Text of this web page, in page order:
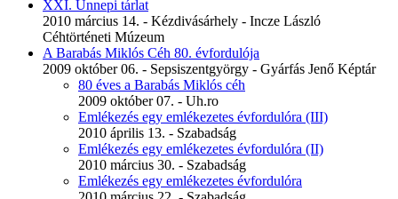
XXI. Ünnepi tárlat
2010 március 14. - Kézdivásárhely - Incze László
Céhtörténeti Múzeum
A Barabás Miklós Céh 80. évfordulója
2009 október 06. - Sepsiszentgyörgy - Gyárfás Jenő Képtár
80 éves a Barabás Miklós céh
2009 október 07. - Uh.ro
Emlékezés egy emlékezetes évfordulóra (III)
2010 április 13. - Szabadság
Emlékezés egy emlékezetes évfordulóra (II)
2010 március 30. - Szabadság
Emlékezés egy emlékezetes évfordulóra